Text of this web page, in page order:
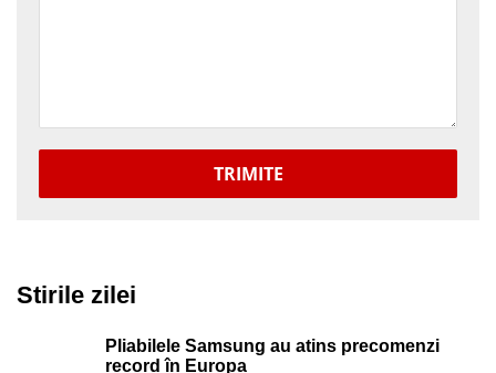
TRIMITE
Stirile zilei
Pliabilele Samsung au atins precomenzi
record în Europa